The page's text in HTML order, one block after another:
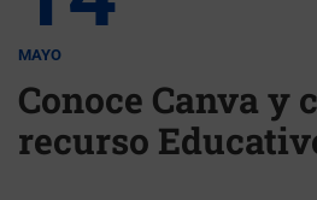
MAYO
Conoce Canva y
recurso